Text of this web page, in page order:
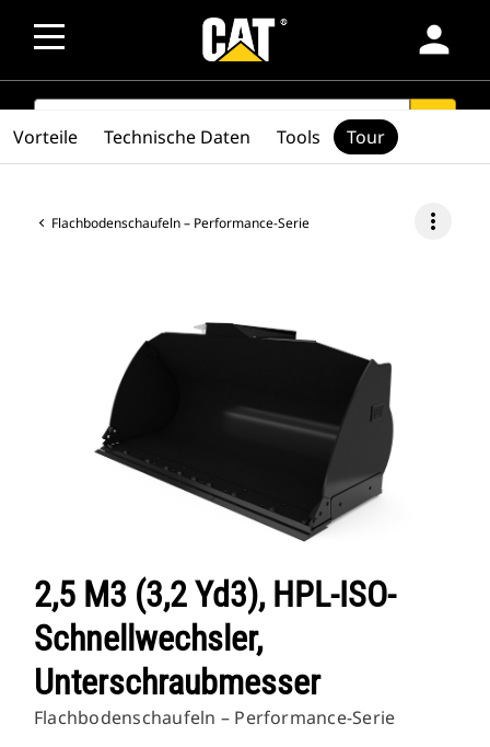
person
SEARCH
Flachbodenschaufeln – Performance-Serie more_vert
2,5 M3 (3,2 Yd3), HPL-ISO-
Schnellwechsler,
Unterschraubmesser
Flachbodenschaufeln – Performance-Serie
Vorteile Technische Daten Tools Tour